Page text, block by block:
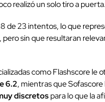
realizó un solo tiro a puerta.
de 23 intentos, lo que
, pero sin que resultaran
como Flashscore le
6.2, mientras que Sofascore
discretospara lo que la